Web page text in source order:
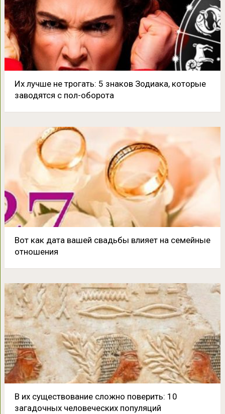
Их лучше не трогать: 5 знаков Зодиака, которые
заводятся с пол-оборота
Вот как дата вашей свадьбы влияет на семейные
отношения
В их существование сложно поверить: 10
загадочных человеческих популяций